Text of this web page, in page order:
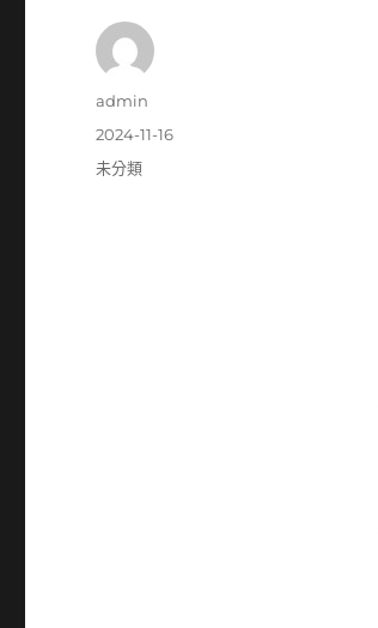
作
admin
發
佈
2024-11-16
分
未分類